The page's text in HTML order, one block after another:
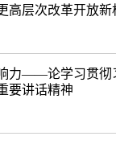
高层次改革开放新
力——论学习贯彻
要讲话精神